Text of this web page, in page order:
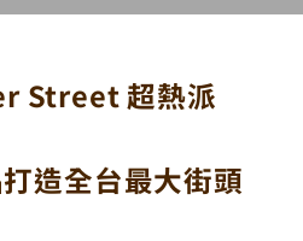
Street 超熱派
造全台最大街頭